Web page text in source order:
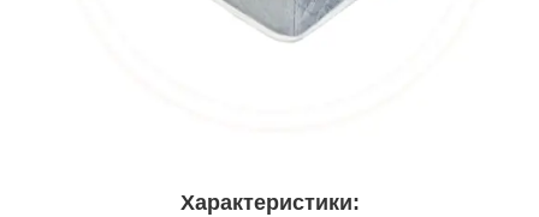
Характеристики: